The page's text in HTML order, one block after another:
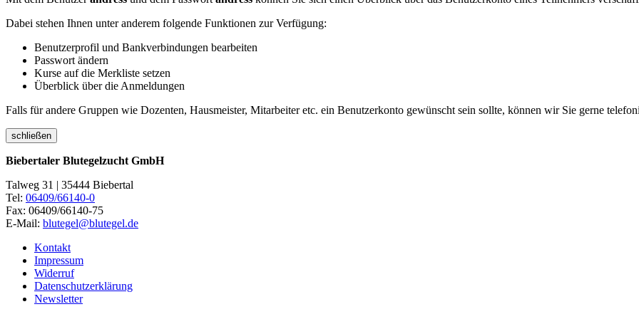
Dabei stehen Ihnen unter anderem folgende Funktionen zur Verfügung:
Benutzerprofil und Bankverbindungen bearbeiten
Passwort ändern
Kurse auf die Merkliste setzen
Überblick über die Anmeldungen
Falls für andere Gruppen wie Dozenten, Hausmeister, Mitarbeiter etc. ein Benutzerkonto gewünscht sein sollte, können wir Sie gerne
schließen
Biebertaler Blutegelzucht GmbH
Talweg 31 | 35444 Biebertal
Tel: 06409/66140-0
Fax: 06409/66140-75
E-Mail: blutegel@blutegel.de
Kontakt
Impressum
Widerruf
Datenschutzerklärung
Newsletter